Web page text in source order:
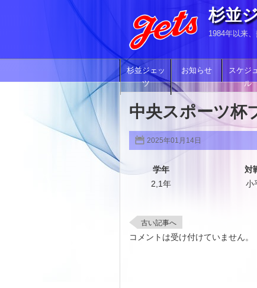
杉並
1984年以来
杉並ジェッ
ツ
お知らせ
スケジ
ル
中央スポーツ杯
2025年01月14日
学年 対
2,1年
小
古い記事へ
コメントは受け付けていません。